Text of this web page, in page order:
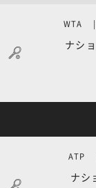
ナシ
WTA |
ナシ
ATP |